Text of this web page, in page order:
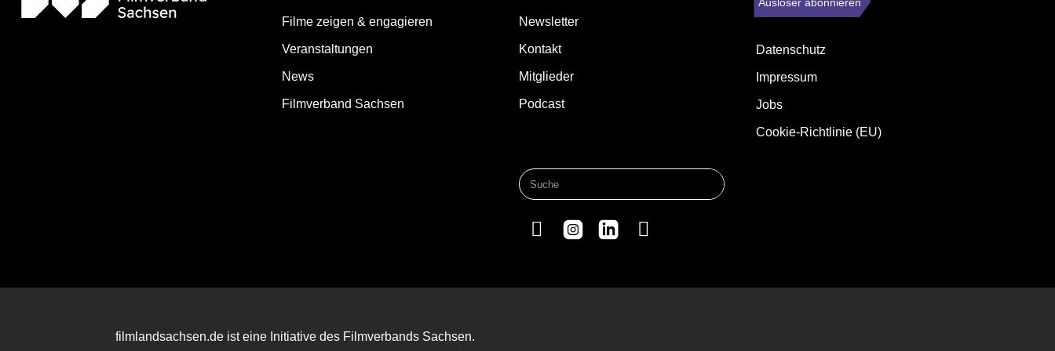
Filme zeigen & engagieren
Veranstaltungen
News
Filmverband Sachsen
Newsletter
Kontakt
Mitglieder
Podcast
Datenschutz
Impressum
Jobs
Cookie-Richtlinie (EU)
filmlandsachsen.de ist eine Initiative des Filmverbands Sachsen.